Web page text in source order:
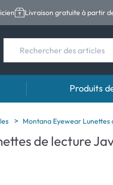
Livraison gratuite à partir
Type de lentilles
Lentilles sphériques
Produits
Marques
Eversee
Montana Eyewear
de lecture